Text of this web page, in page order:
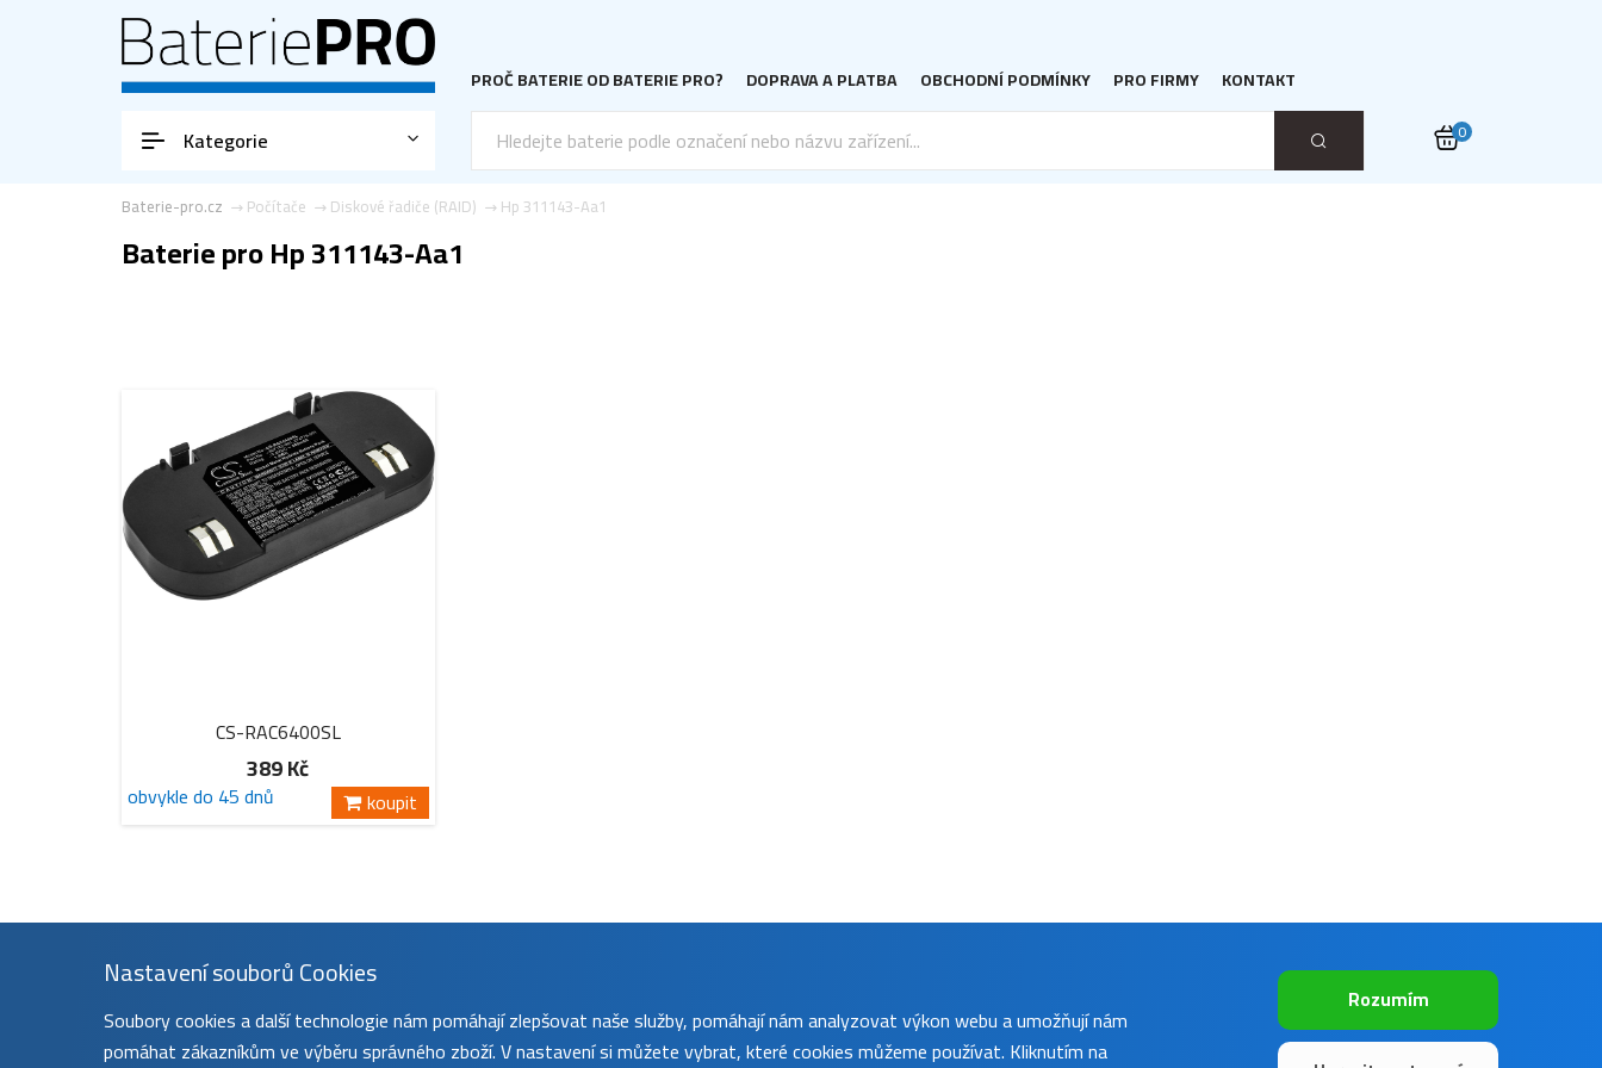
PROČ BATERIE OD BATERIE PRO? DOPRAVA A PLATBA OBCHODNÍ PODMÍNKY PRO FIRMY KONTAKT
Kategorie 0
Hp 311143-Aa1
Diskové řadiče (RAID)
Počítače
Baterie-pro.cz
Baterie pro Hp 311143-Aa1
CS-RAC6400SL
389 Kč
obvykle do 45 dnů koupit
Nastavení souborů Cookies
Soubory cookies a další technologie nám pomáhají zlepšovat naše služby, pomáhají nám analyzovat výkon webu a umožňují nám
pomáhat zákazníkům ve výběru správného zboží. V nastavení si můžete vybrat, které cookies můžeme používat. Kliknutím na
Rozumím